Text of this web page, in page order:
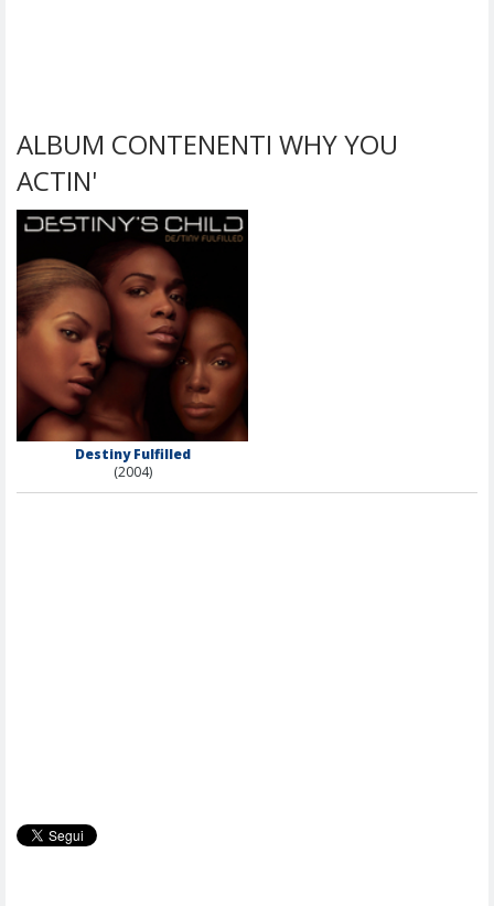
ALBUM CONTENENTI WHY YOU
ACTIN'
Destiny Fulfilled
(2004)